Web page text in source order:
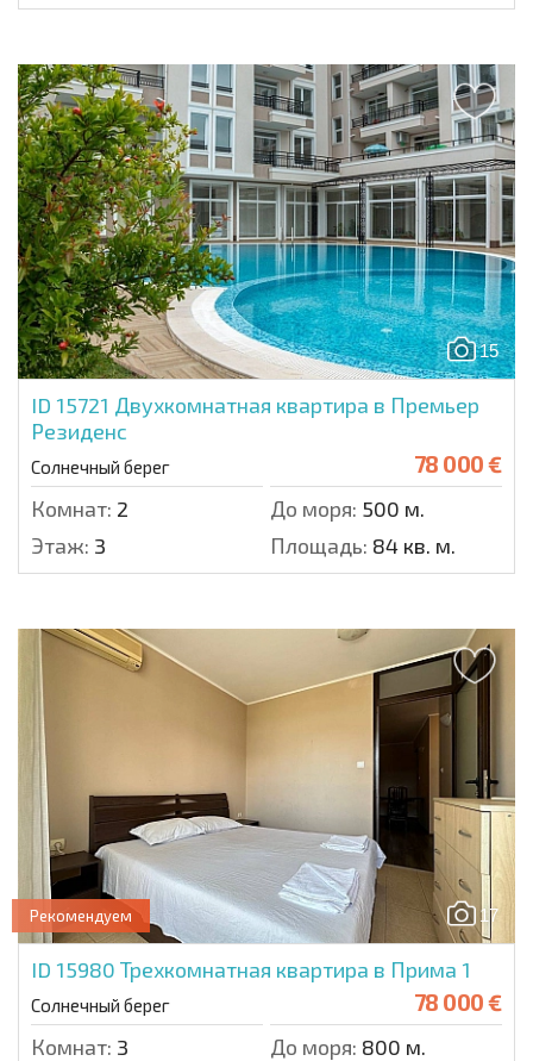
15
ID 15721 Двухкомнатная квартира в Премьер
Резиденс
Солнечный берег 78 000 €
Комнат: 2 До моря: 500 м.
Этаж: 3 Площадь: 84 кв. м.
17
Рекомендуем
ID 15980 Трехкомнатная квартира в Прима 1
Солнечный берег 78 000 €
Комнат: 3 До моря: 800 м.